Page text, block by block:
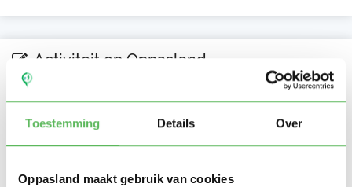
Toestemming Details Over
Oppasland maakt gebruik van cookies
Activiteit op Oppasland
30-06-2026
Lid sinds 02-06-2026
Profiel bijgewerkt